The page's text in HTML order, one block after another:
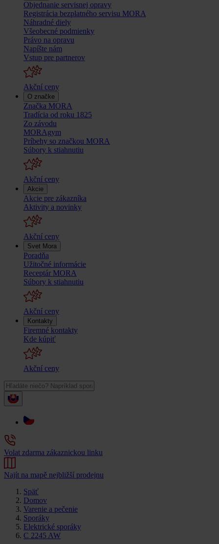
Objednanie servisnej opravy
Registrácia bezplatného servisu MORA
Náhradné diely
Všeobecné podmienky
Právo na opravu
Napíšte nám
Vstup pre partnerov
Akční ceny
O značke
Značka MORA
Tradícia od roku 1825
Zo závodu
MORAgym
Príbehy so značkou MORA
Súbory k stiahnutiu
Akční ceny
Akcie
Akcie pre zákazníka
Aktivity a novinky
Akční ceny
Svet Mora
Poradňa
Užitočné informácie
Receptár MORA
Súbory k stiahnutiu
Akční ceny
Kontakty
Firemné kontakty
Kde kúpiť
Akční ceny
Volat zdarma zákaznickou linku
Najít na mapě nejbližší prodejnu
Späť
Domov
Varenie a pečenie
Sporáky
Elektrické sporáky
C 2245 AW